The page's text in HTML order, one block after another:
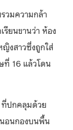
วมความกล้า
ยนขานว่า ห้อง
งสาวซึ่งถูกใส่
ที่ 16 แล้วโดน
ที่ปกคลุมด้วย
นอนกองบนพื้น